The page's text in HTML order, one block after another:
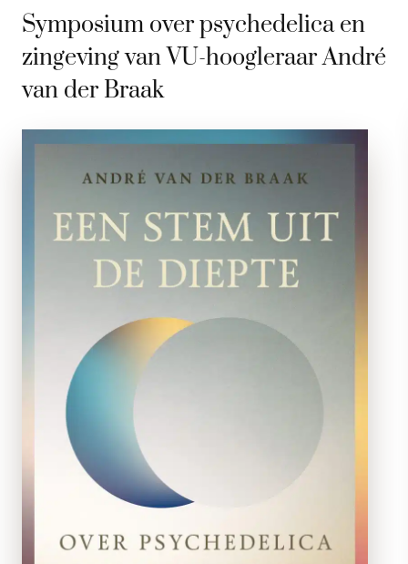
Symposium over psychedelica en
zingeving van VU-hoogleraar André
van der Braak